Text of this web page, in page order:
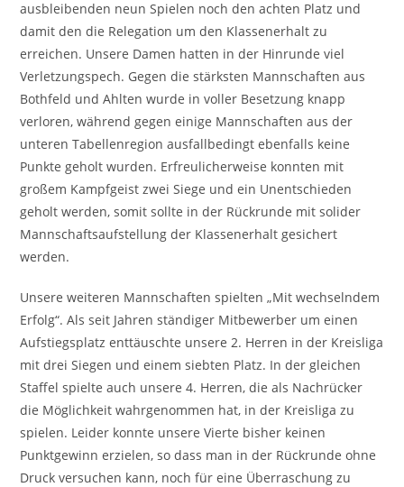
ausbleibenden neun Spielen noch den achten Platz und
damit den die Relegation um den Klassenerhalt zu
erreichen. Unsere Damen hatten in der Hinrunde viel
Verletzungspech. Gegen die stärksten Mannschaften aus
Bothfeld und Ahlten wurde in voller Besetzung knapp
verloren, während gegen einige Mannschaften aus der
unteren Tabellenregion ausfallbedingt ebenfalls keine
Punkte geholt wurden. Erfreulicherweise konnten mit
großem Kampfgeist zwei Siege und ein Unentschieden
geholt werden, somit sollte in der Rückrunde mit solider
Mannschaftsaufstellung der Klassenerhalt gesichert
werden.
Unsere weiteren Mannschaften spielten „Mit wechselndem
Erfolg“. Als seit Jahren ständiger Mitbewerber um einen
Aufstiegsplatz enttäuschte unsere 2. Herren in der Kreisliga
mit drei Siegen und einem siebten Platz. In der gleichen
Staffel spielte auch unsere 4. Herren, die als Nachrücker
die Möglichkeit wahrgenommen hat, in der Kreisliga zu
spielen. Leider konnte unsere Vierte bisher keinen
Punktgewinn erzielen, so dass man in der Rückrunde ohne
Druck versuchen kann, noch für eine Überraschung zu